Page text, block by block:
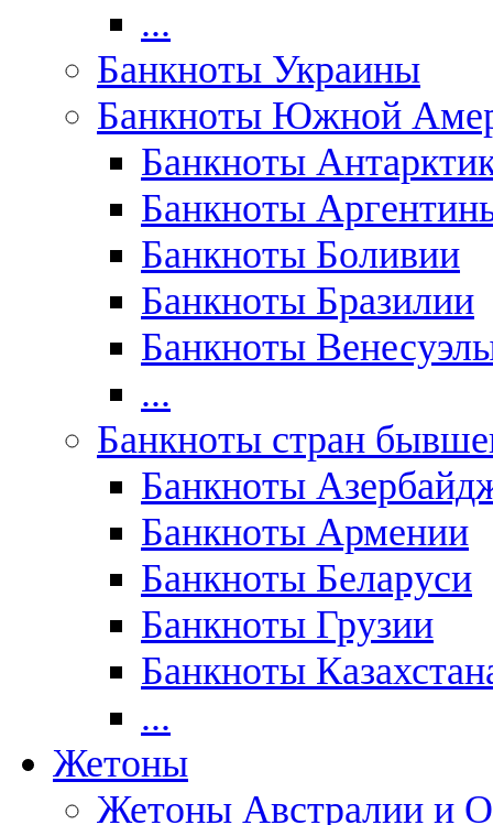
...
Банкноты Украины
Банкноты Южной
Банкноты
Банкноты
Банкноты Боливии
Банкноты Бразилии
Банкноты
...
Банкноты стран
Банкноты
Банкноты Армении
Банкноты Беларуси
Банкноты Грузии
Банкноты
...
Жетоны
Жетоны Австралии и